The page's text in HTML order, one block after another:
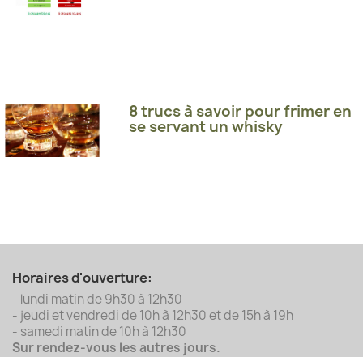
8 trucs à savoir pour frimer en
se servant un whisky
Horaires d'ouverture:
- lundi matin de 9h30 à 12h30
- jeudi et vendredi de 10h à 12h30 et de 15h à 19h
- samedi matin de 10h à 12h30
Sur rendez-vous les autres jours.